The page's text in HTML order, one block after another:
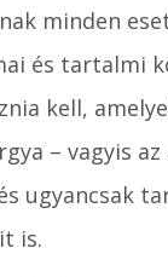
minden
és tartalmi
kell,
– vagyis
ugyancsak
is.